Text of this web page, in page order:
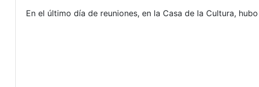
En el último día de reuniones, en la Casa de la Cultura,